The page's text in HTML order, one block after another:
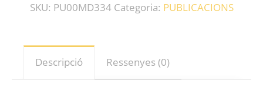
SKU: PU00MD334 Categoria: PUBLICACIONS
Descripció Ressenyes (0)